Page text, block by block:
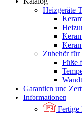
Heizgeräte
Zubehör für
Füße
Garantien und
Informationen
Fertige